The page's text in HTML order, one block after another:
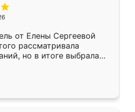
от Елены Сергеевой
рассматривала
но в итоге выбрала
условия, потом
всё спокойно объяснил
в срок, с